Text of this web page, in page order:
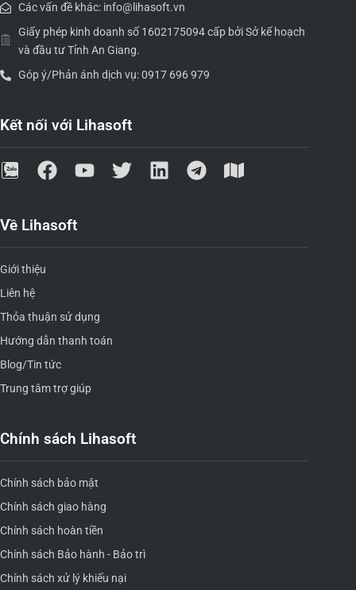
Các vấn đề khác: info@lihasoft.vn
Giấy phép kinh doanh số 1602175094 cấp bởi Sở kế hoạch
và đầu tư Tỉnh An Giang.
Góp ý/Phản ánh dịch vụ: 0917 696 979
Kết nối với Lihasoft
Về Lihasoft
Giới thiệu
Liên hệ
Thỏa thuận sử dụng
Hướng dẫn thanh toán
Blog/Tin tức
Trung tâm trợ giúp
Chính sách Lihasoft
Chính sách bảo mật
Chính sách giao hàng
Chính sách hoàn tiền
Chính sách Bảo hành - Bảo trì
Chính sách xử lý khiếu nại